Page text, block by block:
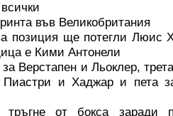
във Великобритания
позиция ще потегли Люис
е Кими Антонели
Верстапен и Льоклер,
Пиастри и Хаджар и пета
от бокса заради